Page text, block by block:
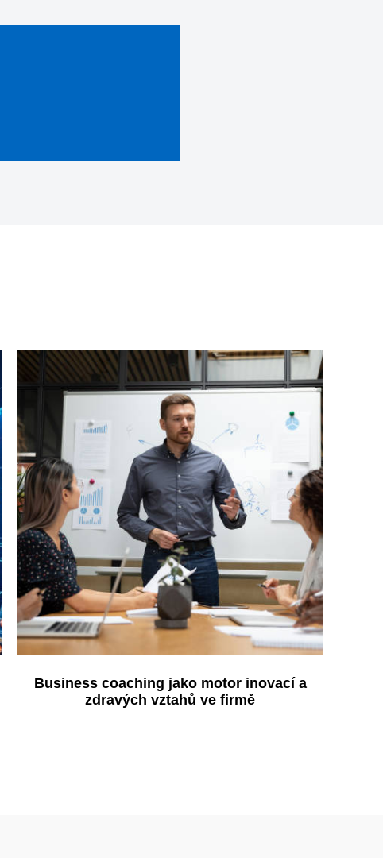
Business coaching jako motor inovací a
zdravých vztahů ve firmě